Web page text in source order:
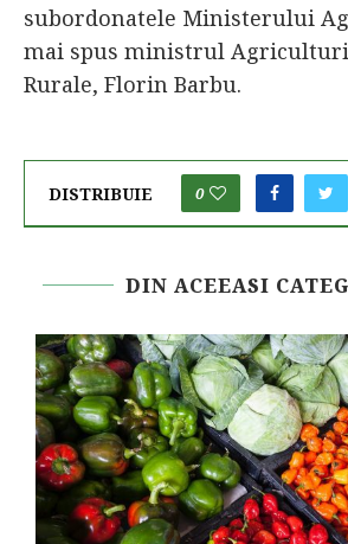
subordonatele Ministerului
mai spus ministrul
Rurale, Florin Barbu.
DISTRIBUIE 0
DIN ACEEASI